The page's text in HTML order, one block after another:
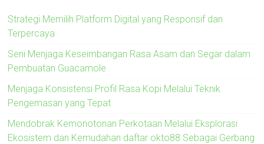
Strategi Memilih Platform Digital yang Responsif dan
Terpercaya
Seni Menjaga Keseimbangan Rasa Asam dan Segar dalam
Pembuatan Guacamole
Menjaga Konsistensi Profil Rasa Kopi Melalui Teknik
Pengemasan yang Tepat
Mendobrak Kemonotonan Perkotaan Melalui Eksplorasi
Ekosistem dan Kemudahan daftar okto88 Sebagai Gerbang